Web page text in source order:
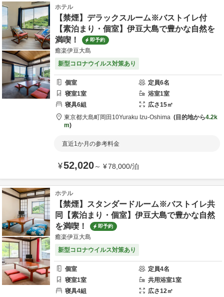
ホテル
【禁煙】デラックスルーム※バストイレ付
【素泊まり・個室】伊豆大島で豊かな自然を
満喫！
即予約
癒楽伊豆大島
新型コロナウイルス対策あり
個室 定員6名
寝室1室 浴室1室
寝具6組 広さ15㎡
東京都大島町岡田10Yuraku Izu-Oshima 目的地から4.2k
m
直近1か月の参考料金
¥52,020～ ¥78,000/泊
ホテル
【禁煙】スタンダードルーム※バストイレ共
同【素泊まり・個室】伊豆大島で豊かな自然
を満喫！
即予約
癒楽伊豆大島
新型コロナウイルス対策あり
個室 定員4名
寝室1室 共用浴室1室
寝具4組 広さ12㎡